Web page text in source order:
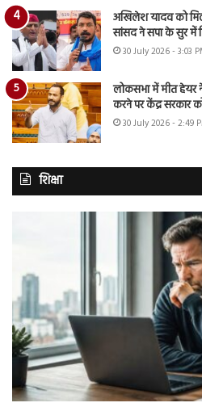
अखिलेश यादव को
सांसद ने सपा के सुर में
30 July 2026 - 3:03
लोकसभा में मीत हेयर
करने पर केंद्र सरकार
30 July 2026 - 2:49
शिक्षा